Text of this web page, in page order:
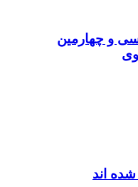
و چهارمین
اند